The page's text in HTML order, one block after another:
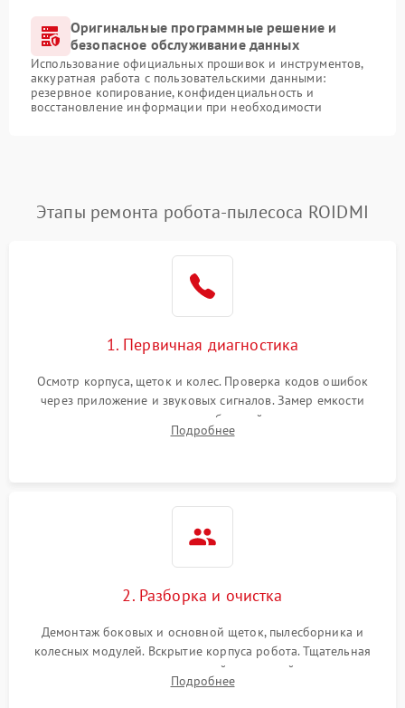
Оригинальные программные решение и
безопасное обслуживание данных
Использование официальных прошивок и инструментов,
аккуратная работа с пользовательскими данными:
резервное копирование, конфиденциальность и
восстановление информации при необходимости
Этапы ремонта робота-пылесоса ROIDMI
1. Первичная диагностика
Осмотр корпуса, щеток и колес. Проверка кодов ошибок
через приложение и звуковых сигналов. Замер емкости
аккумулятора и тестирование базовой станции зарядки.
Оценка работы лидара, бампера и датчиков падения для
Подробнее
2. Разборка и очистка
Демонтаж боковых и основной щеток, пылесборника и
колесных модулей. Вскрытие корпуса робота. Тщательная
очистка внутренних полостей, шестерней и плат от
скопившейся пыли, волос и шерсти животных с
Подробнее